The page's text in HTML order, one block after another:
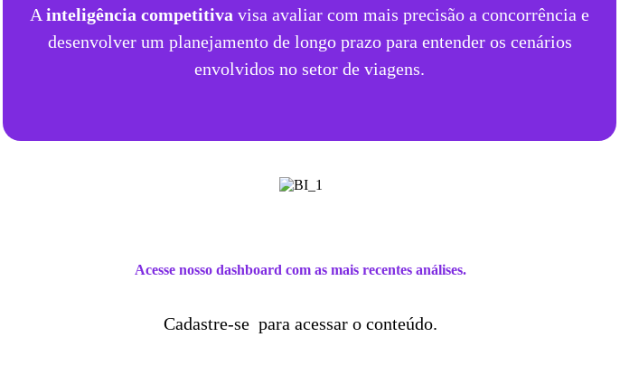
A inteligência competitiva visa avaliar com mais precisão a concorrência e
desenvolver um planejamento de longo prazo para entender os cenários
envolvidos no setor de viagens.
Acesse nosso dashboard com as mais recentes análises.
Cadastre-se para acessar o conteúdo.